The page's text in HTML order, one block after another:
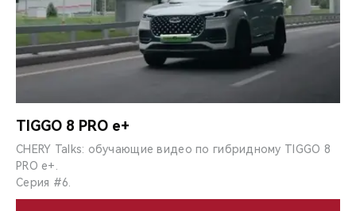
TIGGO 8 PRO e+
CHERY Talks: обучающие видео по гибридному TIGGO 8
PRO e+.
Серия #6.